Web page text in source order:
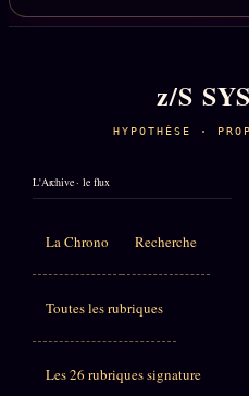
z/S
HYPOTHÈSE ·
L'Archive · le flux
La Chrono Recherche
Toutes les rubriques
Les 26 rubriques signature